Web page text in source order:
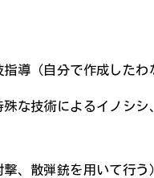
導（自分で作成したわ
な技術によるイノシシ
、散弾銃を用いて行う